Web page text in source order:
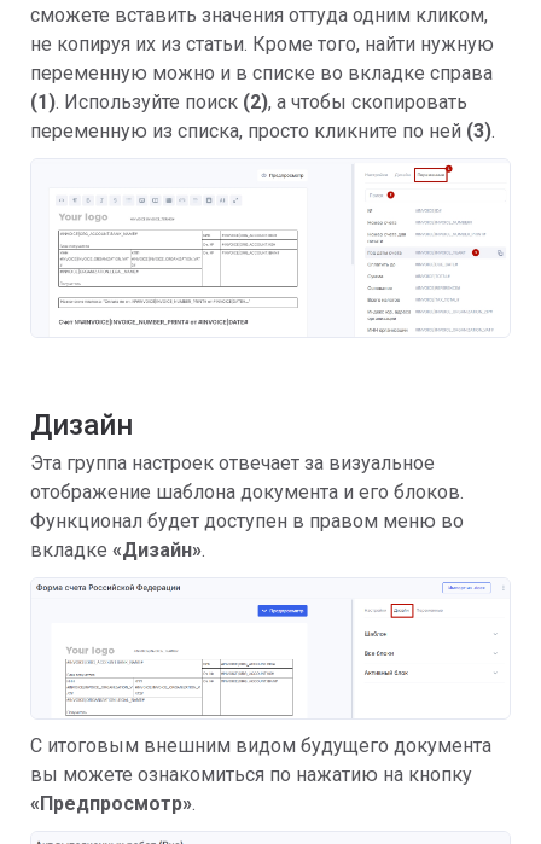
сможете вставить значения оттуда одним кликом,
не копируя их из статьи. Кроме того, найти нужную
переменную можно и в списке во вкладке справа
(1). Используйте поиск (2), а чтобы скопировать
переменную из списка, просто кликните по ней (3).
Дизайн
Эта группа настроек отвечает за визуальное
отображение шаблона документа и его блоков.
Функционал будет доступен в правом меню во
вкладке «Дизайн».
С итоговым внешним видом будущего документа
вы можете ознакомиться по нажатию на кнопку
«Предпросмотр».